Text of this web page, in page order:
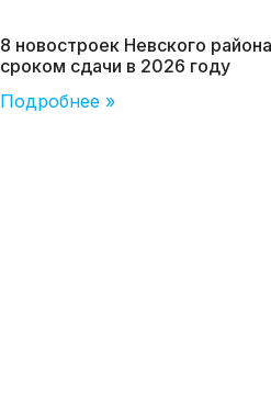
8 новостроек Невского
сроком сдачи в 2026 году
Подробнее »